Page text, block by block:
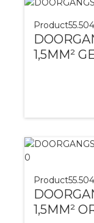
Product
1,5MM²
Product
1,5MM²